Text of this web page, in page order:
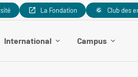
La Fondation Club des
International Campus